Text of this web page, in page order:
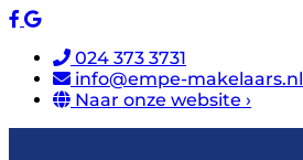
024 373 3731
info@empe-makelaars.nl
Naar onze website ›